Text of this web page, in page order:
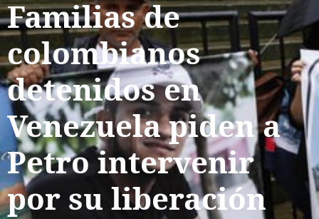
Familias de
colombianos
detenidos en
Venezuela piden a
Petro intervenir
por su liberación